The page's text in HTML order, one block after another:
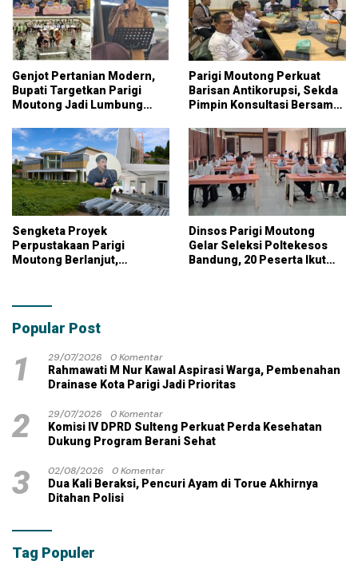
Genjot Pertanian Modern,
Bupati Targetkan Parigi
Moutong Jadi Lumbung
Parigi Moutong Perkuat
Barisan Antikorupsi, Sekda
Pimpin Konsultasi Bersama
Sengketa Proyek
Perpustakaan Parigi
Moutong Berlanjut,
dengan Dana Pribadi
Dinsos Parigi Moutong
Gelar Seleksi Poltekesos
Bandung, 20 Peserta Ikut
Popular Post
1 29/07/2026
0 Komentar
Rahmawati M Nur Kawal Aspirasi Warga, Pembenahan
Drainase Kota Parigi Jadi Prioritas
2 29/07/2026
0 Komentar
Komisi IV DPRD Sulteng Perkuat Perda Kesehatan
Dukung Program Berani Sehat
3 02/08/2026
0 Komentar
Dua Kali Beraksi, Pencuri Ayam di Torue Akhirnya
Ditahan Polisi
Tag Populer